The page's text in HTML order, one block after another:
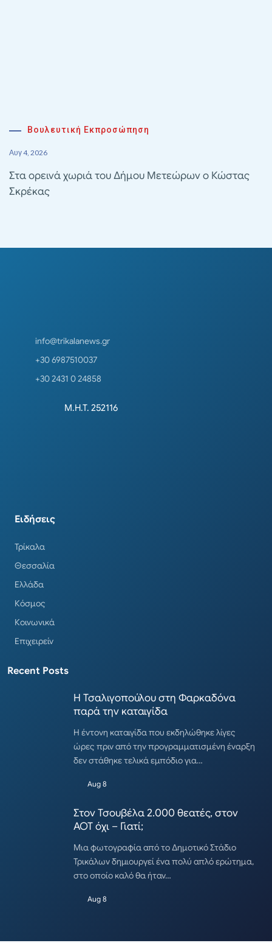
Βουλευτική Εκπροσώπηση
Αυγ 4, 2026
Στα ορεινά χωριά του Δήμου Μετεώρων ο Κώστας
Σκρέκας
info@trikalanews.gr
+30 6987510037
+30 2431 0 24858
Μ.Η.Τ. 252116
Ειδήσεις
Τρίκαλα
Θεσσαλία
Ελλάδα
Κόσμος
Κοινωνικά
Επιχειρείν
Recent Posts
Η Τσαλιγοπούλου στη Φαρκαδόνα
παρά την καταιγίδα
Η έντονη καταιγίδα που εκδηλώθηκε λίγες
ώρες πριν από την προγραμματισμένη έναρξη
δεν στάθηκε τελικά εμπόδιο για…
Aug 8
Στον Τσουβέλα 2.000 θεατές, στον
ΑΟΤ όχι – Γιατί;
Μια φωτογραφία από το Δημοτικό Στάδιο
Τρικάλων δημιουργεί ένα πολύ απλό ερώτημα,
στο οποίο καλό θα ήταν…
Aug 8